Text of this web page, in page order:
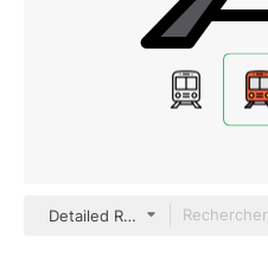
Detailed Rounded Lineal color